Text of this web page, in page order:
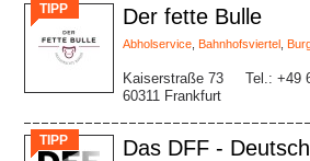
TIPP Der fette Bulle
Abholservice Bahnhofsviertel
Kaiserstraße 73
60311 Frankfurt
Tel.: +49
TIPP
Das DFF -